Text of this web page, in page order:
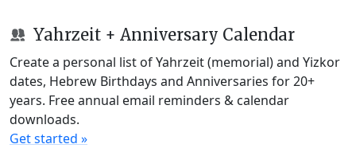
Yahrzeit + Anniversary Calendar
Create a personal list of Yahrzeit (memorial) and Yizkor
dates, Hebrew Birthdays and Anniversaries for 20+
years. Free annual email reminders & calendar
downloads.
Get started »